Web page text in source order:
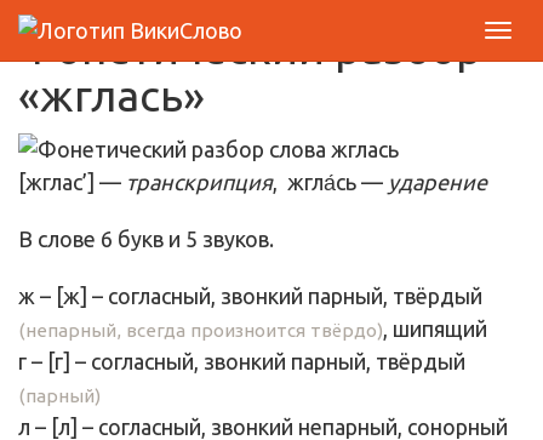
Фонетический разбор
«жглась»
[жглас’] — транскрипция, жгла́сь — ударение
В слове 6 букв и 5 звуков.
ж – [ж] – согласный, звонкий парный, твёрдый
(непарный, всегда произноится твёрдо) , шипящий
г – [г] – согласный, звонкий парный, твёрдый
(парный)
л – [л] – согласный, звонкий непарный, сонорный